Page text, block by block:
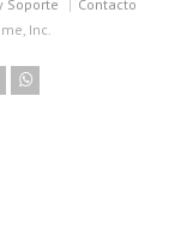
Soporte
Contacto
Inc.